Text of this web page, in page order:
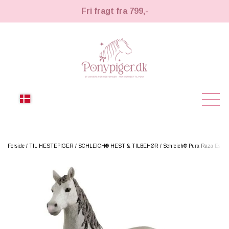
Fri fragt fra 799,-
NYHEDER
STRIGLER & TILBEHØR
LEMIEUX TOY PONY
TIL HESTEPIGER
Forside TIL HESTEPIGER SCHLEICH® HEST & TILBEHØR Schleich® Pura Raza